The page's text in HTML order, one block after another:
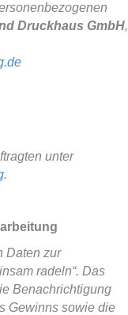
Druckhaus GmbH,
unter
.
Daten zur
radeln“. Das
Benachrichtigung
Gewinns sowie die